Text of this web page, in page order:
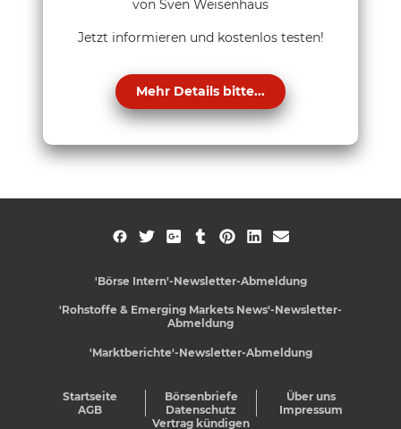
von Sven Weisenhaus
Jetzt informieren und kostenlos testen!
Mehr Details bitte...
'Börse Intern'-Newsletter-Abmeldung
'Rohstoffe & Emerging Markets News'-Newsletter-
Abmeldung
'Marktberichte'-Newsletter-Abmeldung
Startseite Börsenbriefe
Über uns
AGB
Datenschutz
Impressum
Vertrag kündigen